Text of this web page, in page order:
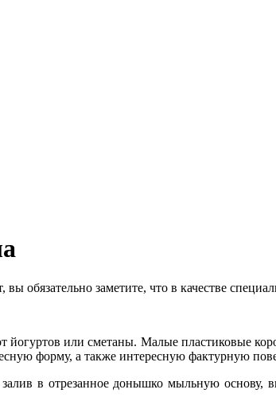
обязательно заметите, что в качестве
или сметаны. Малые пластиковые
форму, а также интересную фактурную
в отрезанное донышко мыльную